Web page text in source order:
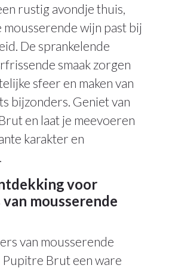
rustig avondje thuis,
wijn past bij
De sprankelende
smaak zorgen
sfeer en maken van
bijzonders. Geniet van
en laat je meevoeren
karakter en
voor
mousserende
van mousserende
Pupitre Brut een ware